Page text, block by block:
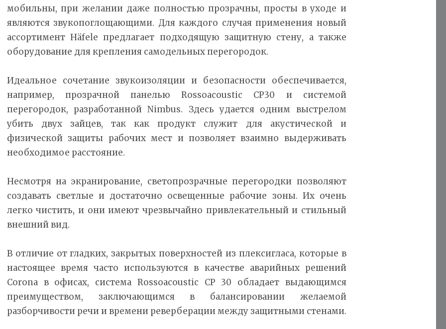
мобильны, при желании даже полностью прозрачны, просты в уходе и
являются звукопоглощающими. Для каждого случая применения новый
ассортимент Häfele предлагает подходящую защитную стену, а также
оборудование для крепления самодельных перегородок.
Идеальное сочетание звукоизоляции и безопасности обеспечивается,
например, прозрачной панелью Rossoacoustic CP30 и системой
перегородок, разработанной Nimbus. Здесь удается одним выстрелом
убить двух зайцев, так как продукт служит для акустической и
физической защиты рабочих мест и позволяет взаимно выдерживать
необходимое расстояние.
Несмотря на экранирование, светопрозрачные перегородки позволяют
создавать светлые и достаточно освещенные рабочие зоны. Их очень
легко чистить, и они имеют чрезвычайно привлекательный и стильный
внешний вид.
В отличие от гладких, закрытых поверхностей из плексигласа, которые в
настоящее время часто используются в качестве аварийных решений
Corona в офисах, система Rossoacoustic CP 30 обладает выдающимся
преимуществом, заключающимся в балансировании желаемой
разборчивости речи и времени реверберации между защитными стенами.